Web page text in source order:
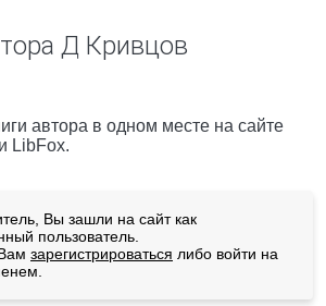
Д Кривцов
автора в одном месте на сайте
LibFox.
Вы зашли на сайт как
пользователь.
зарегистрироваться либо войти на